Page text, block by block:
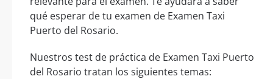
qué esperar de tu examen de Examen Taxi
Puerto del Rosario.
Nuestros test de práctica de Examen Taxi Puerto
del Rosario tratan los siguientes temas: